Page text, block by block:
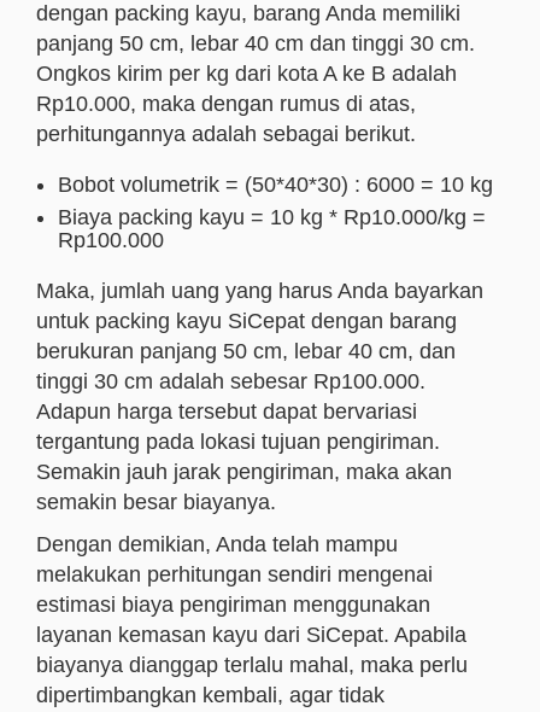
dengan packing kayu, barang Anda memiliki
panjang 50 cm, lebar 40 cm dan tinggi 30 cm.
Ongkos kirim per kg dari kota A ke B adalah
Rp10.000, maka dengan rumus di atas,
perhitungannya adalah sebagai berikut.
Bobot volumetrik = (50*40*30) : 6000 = 10 kg
Biaya packing kayu = 10 kg * Rp10.000/kg =
Rp100.000
Maka, jumlah uang yang harus Anda bayarkan
untuk packing kayu SiCepat dengan barang
berukuran panjang 50 cm, lebar 40 cm, dan
tinggi 30 cm adalah sebesar Rp100.000.
Adapun harga tersebut dapat bervariasi
tergantung pada lokasi tujuan pengiriman.
Semakin jauh jarak pengiriman, maka akan
semakin besar biayanya.
Dengan demikian, Anda telah mampu
melakukan perhitungan sendiri mengenai
estimasi biaya pengiriman menggunakan
layanan kemasan kayu dari SiCepat. Apabila
biayanya dianggap terlalu mahal, maka perlu
dipertimbangkan kembali, agar tidak